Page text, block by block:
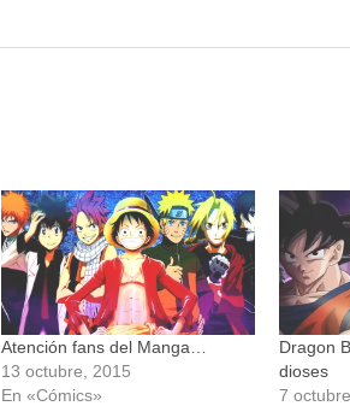
Atención fans del Manga…
13 octubre, 2015
En «Cómics»
Dragon
dioses
7